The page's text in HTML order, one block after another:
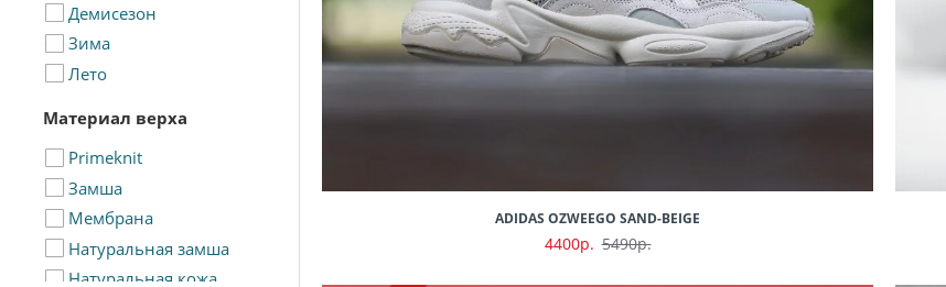
46
Демисезон
Зима
Лето
Материал верха
Primeknit
Замша
Мембрана
Натуральная замша
Натуральная кожа
ADIDAS OZWEEGO SAND-BEIGE
4400р. 5490р.